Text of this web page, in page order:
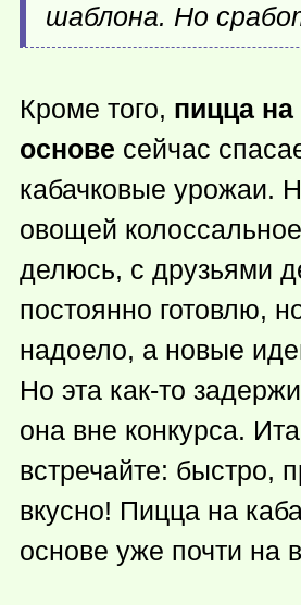
шаблона. Но
Кроме того, пицца на
основе сейчас
кабачковые урожаи.
овощей
делюсь, с друзьями
постоянно готовлю,
надоело, а новые
Но эта как-то
она вне конкурса.
встречайте: быстро,
вкусно! Пицца на
основе уже почти на